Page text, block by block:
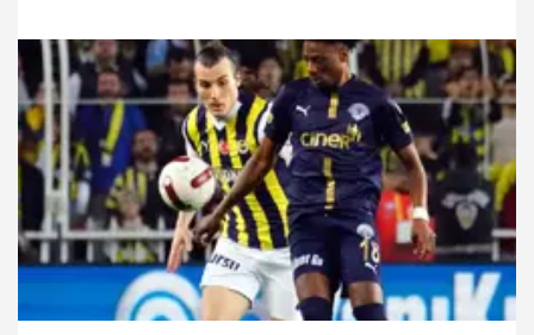
paylaştı.
18.03.2024 İddaa